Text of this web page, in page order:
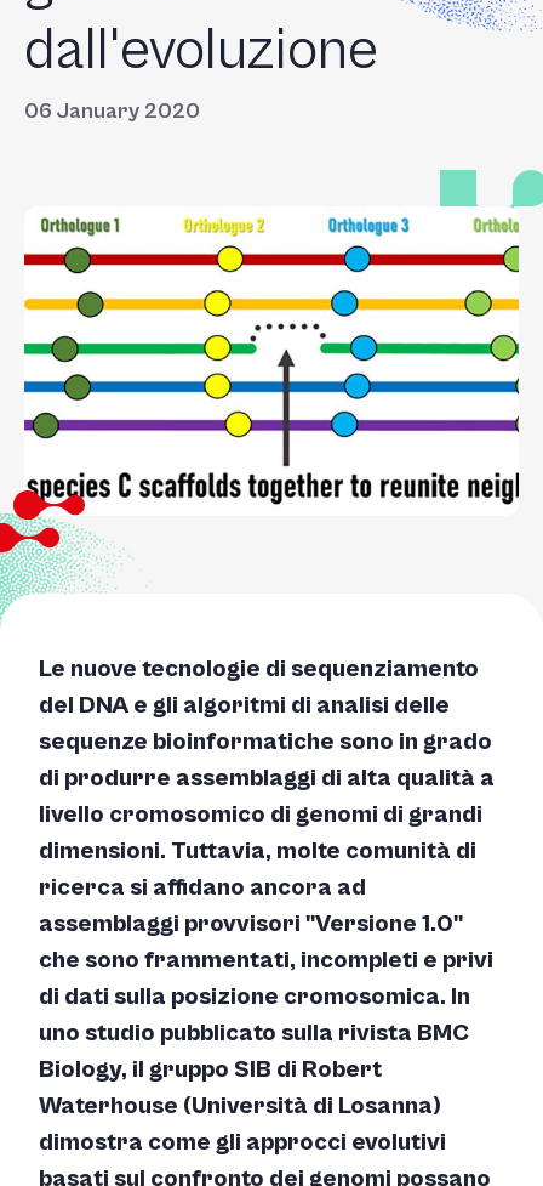
dall'evoluzione
06 January 2020
Le nuove tecnologie di sequenziamento
del DNA e gli algoritmi di analisi delle
sequenze bioinformatiche sono in grado
di produrre assemblaggi di alta qualità a
livello cromosomico di genomi di grandi
dimensioni. Tuttavia, molte comunità di
ricerca si affidano ancora ad
assemblaggi provvisori "Versione 1.0"
che sono frammentati, incompleti e privi
di dati sulla posizione cromosomica. In
uno studio pubblicato sulla rivista BMC
Biology, il gruppo SIB di Robert
Waterhouse (Università di Losanna)
dimostra come gli approcci evolutivi
basati sul confronto dei genomi possano